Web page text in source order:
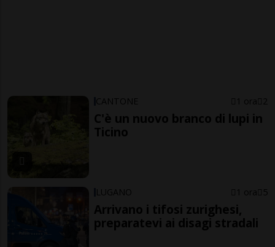
CANTONE 1 ora 2
C'è un nuovo branco di lupi in
Ticino
LUGANO 1 ora 5
Arrivano i tifosi zurighesi,
preparatevi ai disagi stradali